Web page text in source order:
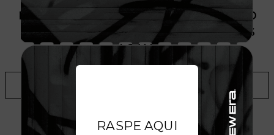
PRODUTO SEM ESTOQUE DÍSPONÍVEL NO
SITE, CONSULTE A DISPONIBILIDADE NAS
LOJAS